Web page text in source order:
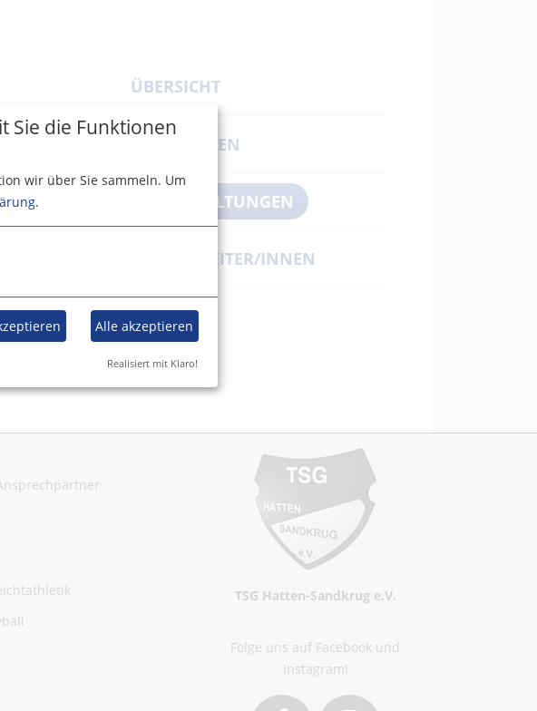
ÜBERSICHT
NEUIGKEITEN
VERANSTALTUNGEN
ÜBUNGSLEITER/INNEN
TSG Hatten-Sandkrug e.V.
Folge uns auf Facebook und
Instagram!
Sie die Funktionen
wir über Sie sammeln. Um
.
Alle akzeptieren
Realisiert mit Klaro!